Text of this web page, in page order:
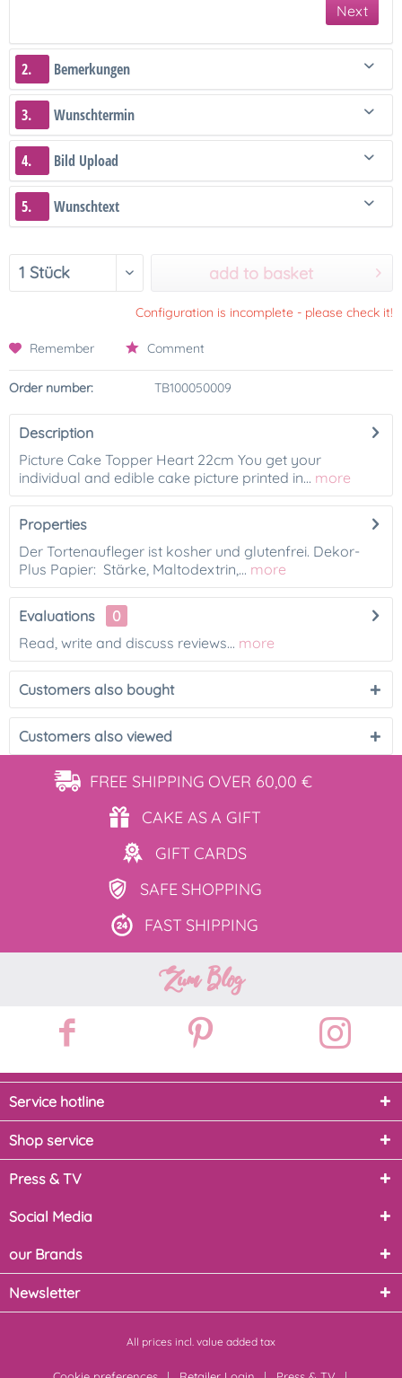
Next
2. Bemerkungen
3. Wunschtermin
4. Bild Upload
5. Wunschtext
add to basket
Configuration is incomplete - please check it!
Remember Comment
Order number: TB100050009
Description
Picture Cake Topper Heart 22cm You get your
individual and edible cake picture printed in... more
Properties
Der Tortenaufleger ist kosher und glutenfrei. Dekor-
Plus Papier: Stärke, Maltodextrin,... more
Evaluations
0
Read, write and discuss reviews... more
Customers also bought
Customers also viewed
FREE SHIPPING OVER 60,00 €
CAKE ASA GIFT
GIFT CARDS
SAFE SHOPPING
FAST SHIPPING
Zum Blog
Service hotline
Shop service
Press & TV
Social Media
our Brands
Newsletter
All prices incl. value added tax